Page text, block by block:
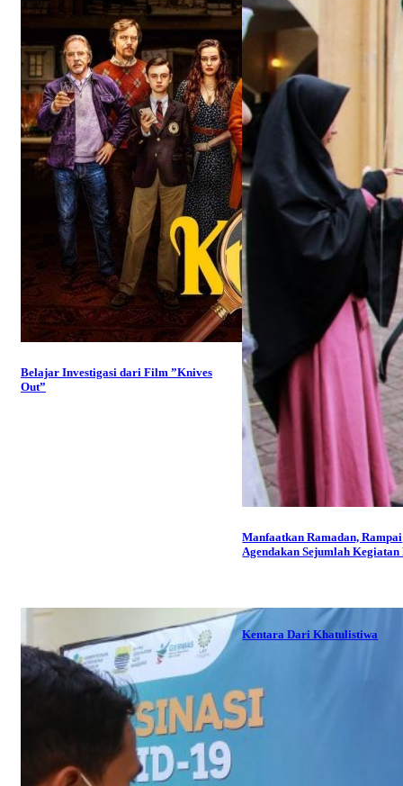
Belajar Investigasi dari Film ”Knives
Out”
Manfaatkan Ramadan, Rampai
Agendakan Sejumlah Kegiatan
Kentara Dari Khatulistiwa